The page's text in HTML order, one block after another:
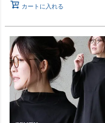
カートに入れる